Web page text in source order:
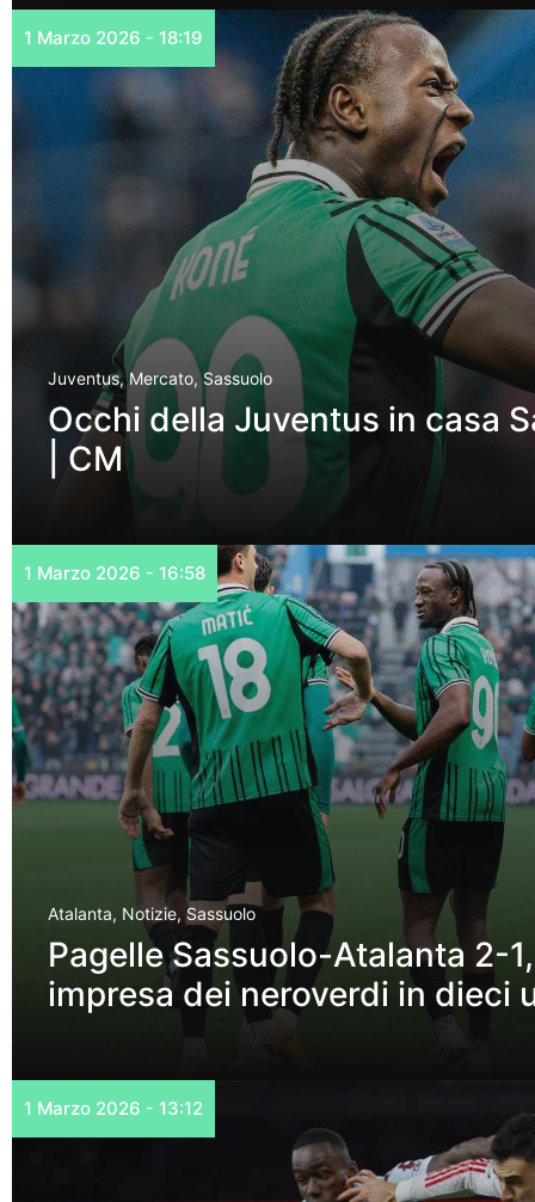
1 Marzo 2026 - 18:19
Juventus,Mercato,Sassuolo
Occhi della Juventus in casa
| CM
1 Marzo 2026 - 16:58
Atalanta, Notizie, Sassuolo
Pagelle Sassuolo-Atalanta 2-
impresa dei neroverdi in dieci
1 Marzo 2026 - 13:12